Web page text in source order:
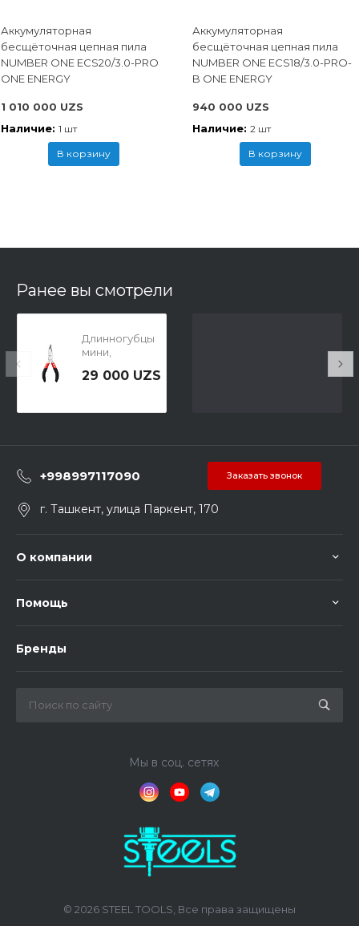
Аккумуляторная
бесщёточная цепная пила
NUMBER ONE ECS20/3.0-PRO
ONE ENERGY
1 010 000 UZS
Наличие: 1 шт
В корзину
Аккумуляторная
бесщёточная цепная пила
NUMBER ONE ECS18/3.0-PRO-
B ONE ENERGY
940 000 UZS
Наличие: 2 шт
В корзину
Ранее вы смотрели
Длинногубцы
мини,
мм P.I.T.
29 000 UZS
+998997117090 Заказать звонок
г. Ташкент, улица Паркент, 170
О компании
Помощь
Бренды
Мы в соц. сетях
© 2026 STEEL TOOLS, Все права защищены